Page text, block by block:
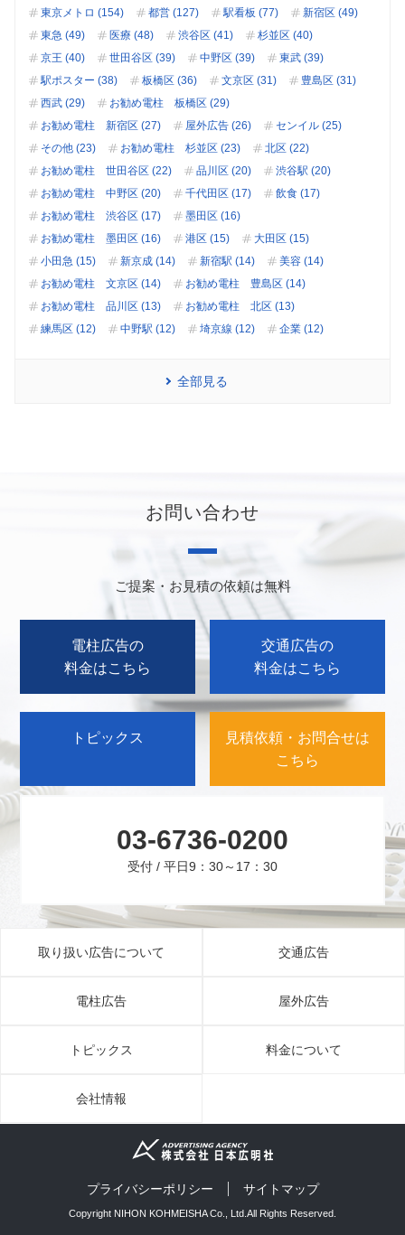
東京メトロ (154)
都営 (127) 駅看板 (77)
新宿区 (49)
東急 (49)
医療 (48) 渋谷区 (41)
杉並区 (40)
京王 (40)
世田谷区 (39) 中野区 (39)
東武 (39)
駅ポスター (38)
板橋区 (36) 文京区 (31)
豊島区 (31)
西武 (29)
お勧め電柱 板橋区 (29)
お勧め電柱 新宿区 (27)
屋外広告 (26)
センイル (25)
その他 (23)
お勧め電柱 杉並区 (23)
北区 (22)
お勧め電柱 世田谷区 (22)
品川区 (20)
渋谷駅 (20)
お勧め電柱 中野区 (20)
千代田区 (17)
飲食 (17)
お勧め電柱 渋谷区 (17)
墨田区 (16)
お勧め電柱 墨田区 (16)
港区 (15)
大田区 (15)
小田急 (15)
新京成 (14) 新宿駅 (14)
美容 (14)
お勧め電柱 文京区 (14)
お勧め電柱 豊島区 (14)
お勧め電柱 品川区 (13)
お勧め電柱 北区 (13)
練馬区 (12)
中野駅 (12) 埼京線 (12) 企業 (12)
全部見る
お問い合わせ
ご提案・お見積の依頼は無料
電柱広告の
料金はこちら
交通広告の
料金はこちら
トピックス
見積依頼・お問合せは
こちら
03-6736-0200
受付 / 平日9：30～17：30
取り扱い広告について 交通広告
電柱広告 屋外広告
トピックス 料金について
会社情報
プライバシーポリシー サイトマップ
Copyright NIHON KOHMEISHA Co., Ltd.All Rights Reserved.